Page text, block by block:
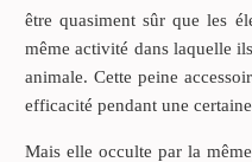
être quasiment sûr que les
même activité dans laquelle
animale. Cette peine
efficacité pendant une
Mais elle occulte par la